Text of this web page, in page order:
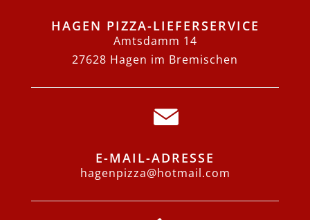
HAGEN PIZZA-LIEFERSERVICE
Amtsdamm 14
27628 Hagen im Bremischen
E-MAIL-ADRESSE
hagenpizza@hotmail.com